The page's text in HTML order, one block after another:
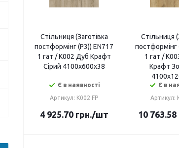
Стільниця (Заготівка
постформінг (P3)) EN717
1 гат / K002 Дуб Крафт
Сірий 4100х600х38
Є в наявності
Артикул: K002 FP
4 925.70грн./шт
Стільниця
постформінг
1 гат /
Крафт
Є в
Артикул:
10 763.58